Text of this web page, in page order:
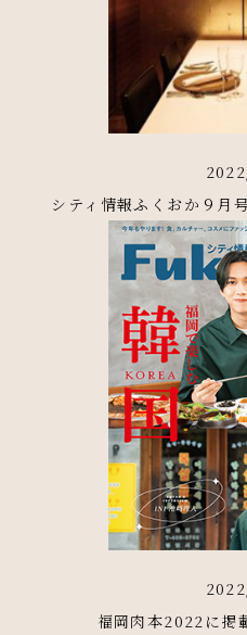
シティ情報ふくおか９月
福岡肉本2022に掲